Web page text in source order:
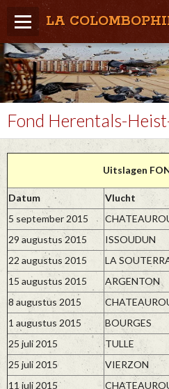
LA
Home
Météo / Het weer
Lâcher / Los
Result. clubs, Provincial,
Fond Herentals-
Uitslagen
Datum
Vlucht
5 september 2015
29 augustus 2015
ISSOUDUN
22 augustus 2015
LA
15 augustus 2015
ARGENTON
8 augustus 2015
1 augustus 2015
BOURGES
25 juli 2015
TULLE
25 juli 2015
VIERZON
11 juli 2015